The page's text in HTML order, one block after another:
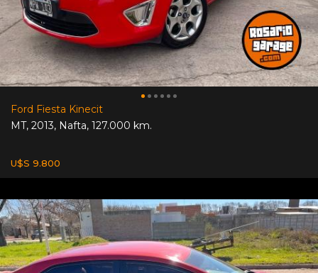
Ford Fiesta Kinecit
MT, 2013, Nafta, 127.000 km.
U$S 9.800